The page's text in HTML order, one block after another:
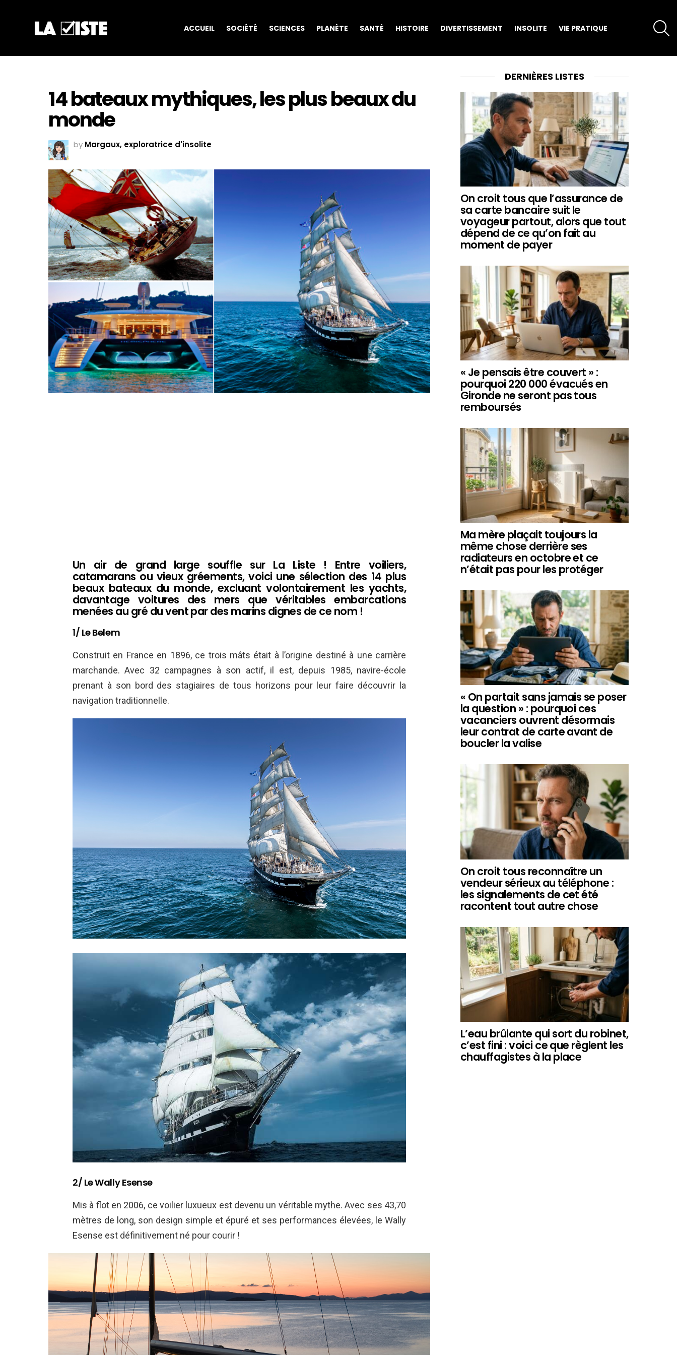
ACCUEIL SOCIÉTÉ SCIENCES PLANÈTE SANTÉ HISTOIRE DIVERTISSEMENT INSOLITE VIE PRATIQUE
14 bateaux mythiques, les plus beaux du
monde
by Margaux, exploratrice d'insolite
Un air de grand large souffle sur La Liste ! Entre voiliers,
catamarans ou vieux gréements, voici une sélection des 14 plus
beaux bateaux du monde, excluant volontairement les yachts,
davantage voitures des mers que véritables embarcations
menées au gré du vent par des marins dignes de ce nom !
1/ Le Belem
Construit en France en 1896, ce trois mâts était à l’origine destiné à une carrière
marchande. Avec 32 campagnes à son actif, il est, depuis 1985, navire-école
prenant à son bord des stagiaires de tous horizons pour leur faire découvrir la
navigation traditionnelle.
2/ Le Wally Esense
Mis à flot en 2006, ce voilier luxueux est devenu un véritable mythe. Avec ses 43,70
mètres de long, son design simple et épuré et ses performances élevées, le Wally
Esense est définitivement né pour courir !
DERNIÈRES LISTES
On croit tous que l’assurance de
sa carte bancaire suit le
voyageur partout, alors que tout
dépend de ce qu’on fait au
moment de payer
« Je pensais être couvert » :
pourquoi 220 000 évacués en
Gironde ne seront pas tous
remboursés
Ma mère plaçait toujours la
même chose derrière ses
radiateurs en octobre et ce
n’était pas pour les protéger
« On partait sans jamais se poser
la question » : pourquoi ces
vacanciers ouvrent désormais
leur contrat de carte avant de
boucler la valise
On croit tous reconnaître un
vendeur sérieux au téléphone :
les signalements de cet été
racontent tout autre chose
L’eau brûlante qui sort du robinet,
c’est fini : voici ce que règlent les
chauffagistes à la place